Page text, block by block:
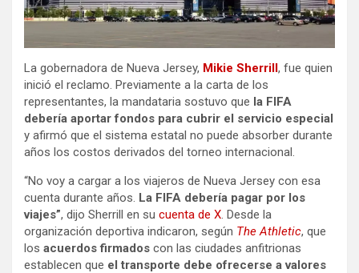
La gobernadora de Nueva Jersey, Mikie Sherrill, fue quien
inició el reclamo. Previamente a la carta de los
representantes, la mandataria sostuvo que la FIFA
debería aportar fondos para cubrir el servicio especial
y afirmó que el sistema estatal no puede absorber durante
años los costos derivados del torneo internacional.
“No voy a cargar a los viajeros de Nueva Jersey con esa
cuenta durante años. La FIFA debería pagar por los
viajes”, dijo Sherrill en su cuenta de X. Desde la
organización deportiva indicaron, según The Athletic, que
los acuerdos firmados con las ciudades anfitrionas
establecen que el transporte debe ofrecerse a valores